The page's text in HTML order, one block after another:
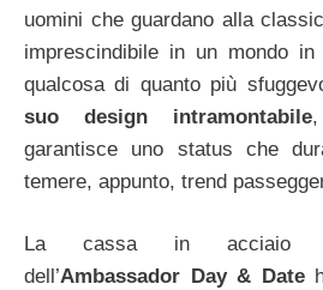
uomini che guardano alla
imprescindibile in un mondo
qualcosa di quanto più
suo design intramontabile
garantisce uno status che
temere, appunto, trend
La cassa in acciaio
dell’Ambassador Day & Date